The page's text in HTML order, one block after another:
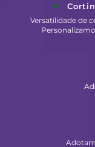
Versatilidade de